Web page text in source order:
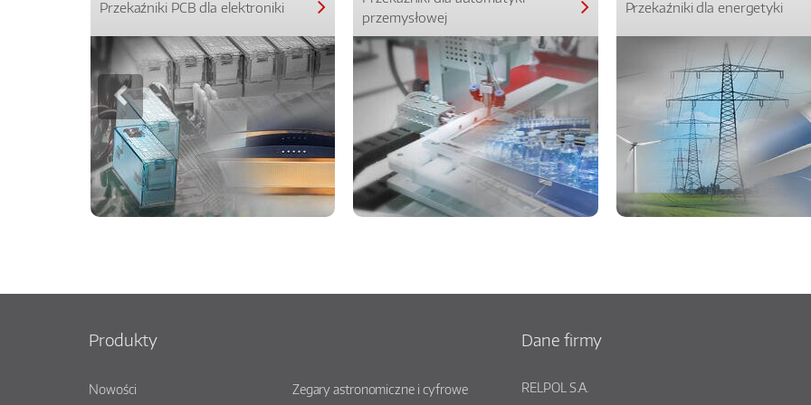
Przekaźniki PCB dla elektroniki
przemysłowej
Przekaźniki dla energetyki
Produkty
Nowości Zegary astronomiczne i cyfrowe
Dane firmy
RELPOL S.A.